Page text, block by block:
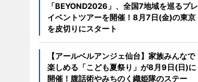
「BEYOND2026」、全国7地域を巡るプレ
イベントツアーを開催！8月7日(金)の東京
を皮切りにスタート
【アールベルアンジェ仙台】家族みんなで
楽しめる「こども夏祭り」が8月9日(日)に
開催！腹話術やみちのく織姫隊のステー